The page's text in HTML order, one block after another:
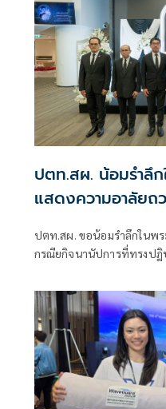
ปตท.สผ. น้อมรำลึ
แสดงความอาลัยถ
ปตท.สผ. ขอน้อมรำลึกในพ
กรณียกิจนานัปการที่ทรงปฏิ
พระชนม์ชีพ อันควรแก่การ
ของพระองค์สืบไป